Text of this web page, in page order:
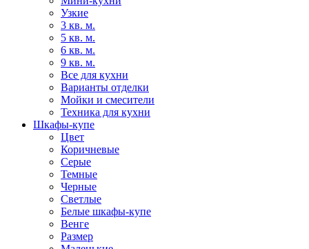
Узкие
3 кв. м.
5 кв. м.
6 кв. м.
9 кв. м.
Все для кухни
Варианты отделки
Мойки и смесители
Техника для кухни
Шкафы-купе
Цвет
Коричневые
Серые
Темные
Черные
Светлые
Белые шкафы-купе
Венге
Размер